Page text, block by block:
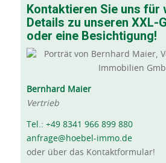
Kontaktieren Sie uns für
Details zu unseren XXL-
oder eine Besichtigung!
Bernhard Maier
Vertrieb
Tel.: +49 8341 966 899 880
anfrage@hoebel-immo.de
oder über das Kontaktformular!